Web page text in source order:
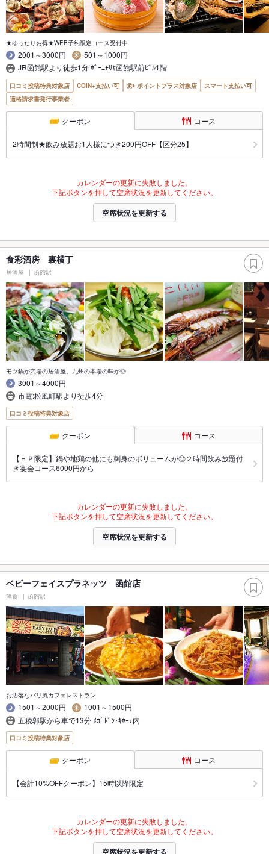
★ゆったりお得★WEB予約限定コース受付中
2001～3000円
501～1000円
JR函館駅より徒歩1分 ﾎﾞｰﾆﾓﾘﾔ函館駅前ﾋﾞﾙ1階
口コミ投稿特典対象店 COIN+支払い可 ポイントプラス対象店
スマート支払い可
適格請求書発行事業者
クーポン コース
2時間制★飲み放題お1人様につき200円OFF【区分25】
カレンダーの更新に失敗しました。
下記ボタンを押して空席状況を更新してください。
空席状況を更新する
食彩酒房 裏横丁
居酒屋 函館駅
モツ鍋が穴場の居酒屋。九州の本場の味が◎
3001～4000円
市電:松風町駅より徒歩4分
口コミ投稿特典対象店
クーポン コース
【ＨＰ限定】鍋や地鶏の他にも刺身のボリュームが◎２時間飲み放題付
き宴会コース6000円から
カレンダーの更新に失敗しました。
下記ボタンを押して空席状況を更新してください。
空席状況を更新する
ベビーフェイスプラネッツ 函館店
洋食 函館駅
お洒落なバリ風カフェレストラン
1501～2000円
1001～1500円
五稜郭駅から車で13分 ﾒｶﾞﾄﾞﾝ･ｷﾎｰﾃ内
口コミ投稿特典対象店
クーポン コース
【会計10%OFFクーポン】15時以降限定
カレンダーの更新に失敗しました。
下記ボタンを押して空席状況を更新してください。
空席状況を更新する